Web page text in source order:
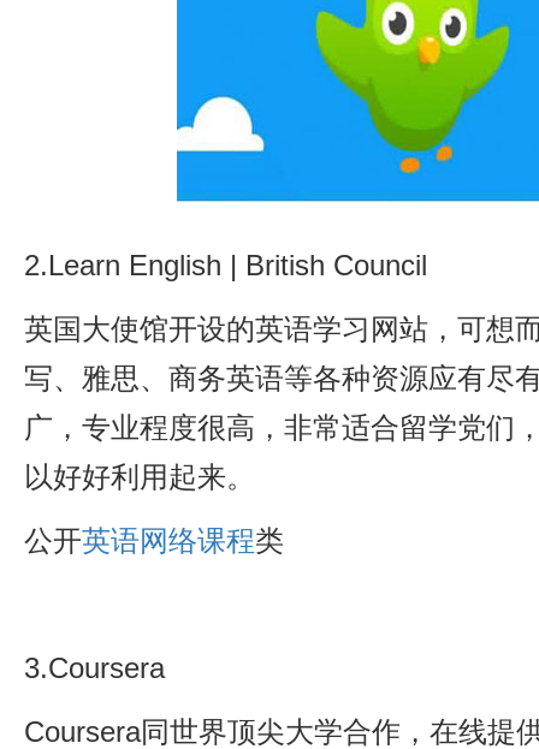
2.Learn English | British Council
英国大使馆开设的英语学习网站，可想
写、雅思、商务英语等各种资源应有尽
广，专业程度很高，非常适合留学党们
以好好利用起来。
公开英语网络课程类
3.Coursera
Coursera同世界顶尖大学合作，在线提